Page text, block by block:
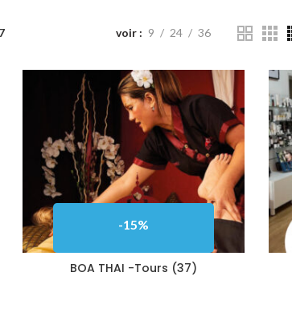
voir 9 24 36
-15%
BOA THAI -Tours (37)